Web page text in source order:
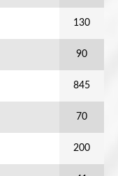
130
90
845
70
200